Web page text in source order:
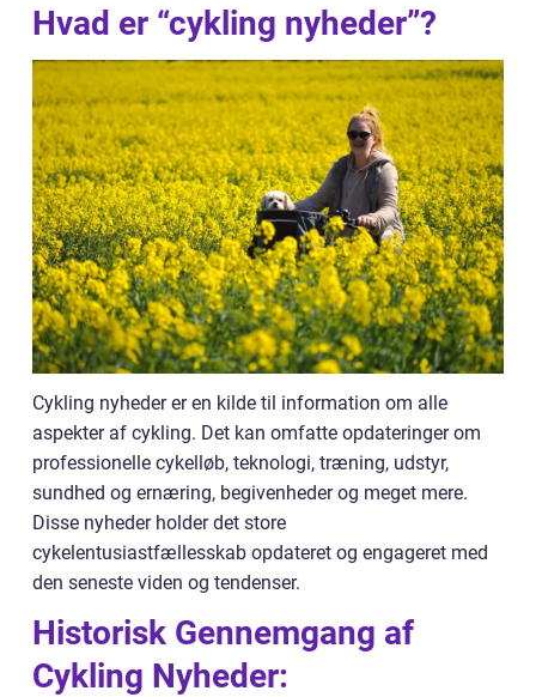
Hvad er “cykling nyheder”?
Cykling nyheder er en kilde til information om alle
aspekter af cykling. Det kan omfatte opdateringer om
professionelle cykelløb, teknologi, træning, udstyr,
sundhed og ernæring, begivenheder og meget mere.
Disse nyheder holder det store
cykelentusiastfællesskab opdateret og engageret med
den seneste viden og tendenser.
Historisk Gennemgang af
Cykling Nyheder: